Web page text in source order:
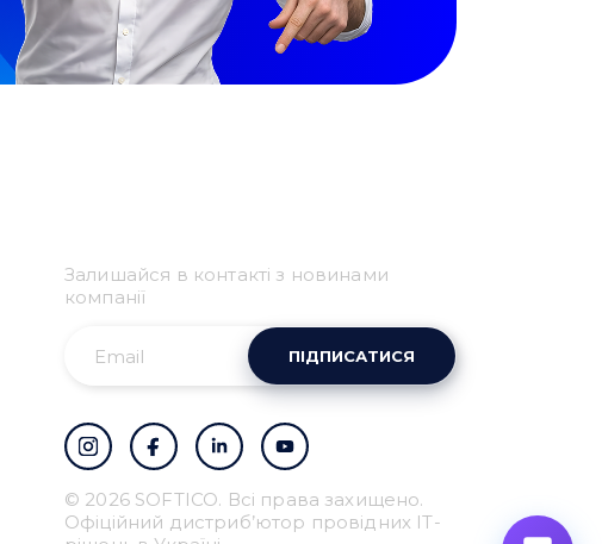
Залишайся в контакті з новинами
компанії
ПІДПИСАТИСЯ
© 2026 SOFTICO. Всі права захищено.
Офіційний дистриб’ютор провідних IT-
Ми зазвичай відповідаємо дуже швидко
Надіслати повідомлення